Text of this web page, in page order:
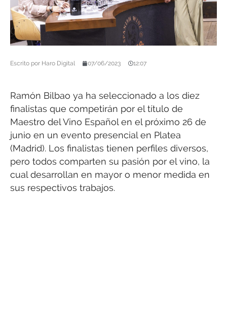
Escrito por Haro Digital 07/06/2023 12:07
Ramón Bilbao ya ha seleccionado a los diez
finalistas que competirán por el título de
Maestro del Vino Español en el próximo 26 de
junio en un evento presencial en Platea
(Madrid). Los finalistas tienen perfiles diversos,
pero todos comparten su pasión por el vino, la
cual desarrollan en mayor o menor medida en
sus respectivos trabajos.